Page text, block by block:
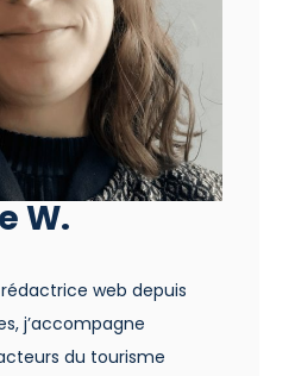
W.
web depuis
j’accompagne
du tourisme